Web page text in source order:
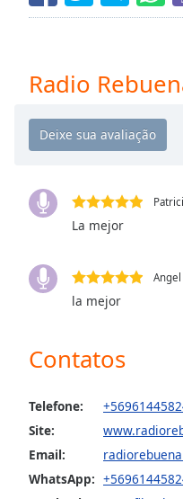
Chapters
descriptions
off
Subtitles
opens
subtitles
dialog
subtitles
off,
selected
Radio
La mejor
la mejor
Contatos
Telefone:
Site:
Email:
WhatsApp: